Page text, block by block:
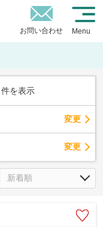
お問い合わせ Menu
件を表示
変更
変更